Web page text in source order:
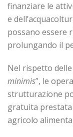
finanziare le
e
possano essere
prolungando il
Nel rispetto
minimis”, le
strutturazione
gratuita prestata
agricolo